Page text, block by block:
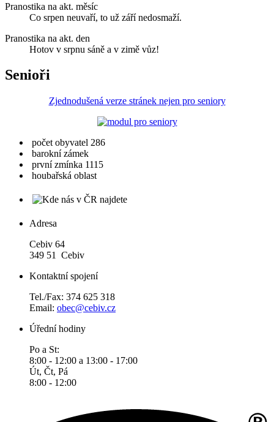
Pranostika na akt. měsíc
Co srpen neuvaří, to už září nedosmaží.
Pranostika na akt. den
Hotov v srpnu sáně a v zimě vůz!
Senioři
Zjednodušená verze stránek nejen pro seniory
počet obyvatel 286
barokní zámek
první zmínka 1115
houbařská oblast
Adresa
Cebiv 64
349 51 Cebiv
Kontaktní spojení
Tel./Fax: 374 625 318
Email: obec@cebiv.cz
Úřední hodiny
Po a St:
8:00 - 12:00 a 13:00 - 17:00
Út, Čt, Pá
8:00 - 12:00